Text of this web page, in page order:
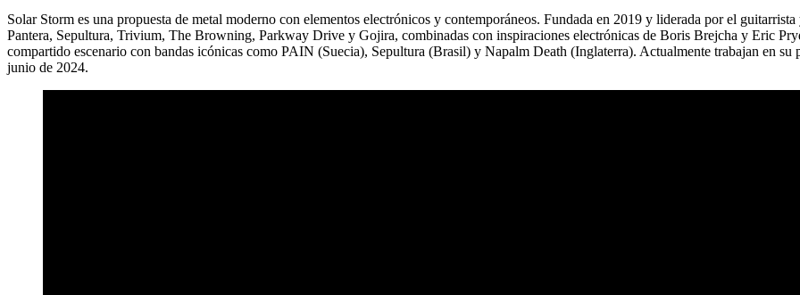
Solar Storm es una propuesta de metal moderno con elementos electrónicos y contemporáneos. Fundada en 2019 y liderada por el
Pantera, Sepultura, Trivium, The Browning, Parkway Drive y Gojira, combinadas con inspiraciones electrónicas de Boris Brejcha y Eric
compartido escenario con bandas icónicas como PAIN (Suecia), Sepultura (Brasil) y Napalm Death (Inglaterra). Actualmente trabajan en
junio de 2024.